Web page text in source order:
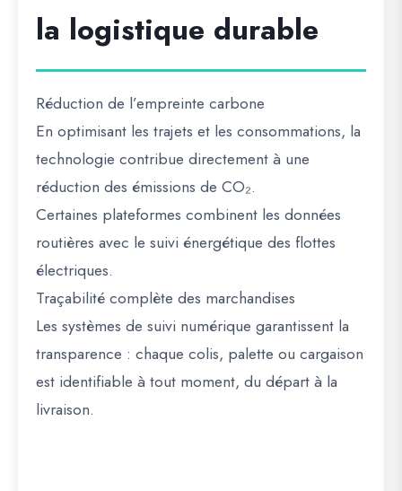
la logistique durable
Réduction de l’empreinte carbone
En optimisant les trajets et les consommations, la
technologie contribue directement à une
réduction des émissions de CO₂.
Certaines plateformes combinent les données
routières avec le suivi énergétique des flottes
électriques.
Traçabilité complète des marchandises
Les systèmes de suivi numérique garantissent la
transparence : chaque colis, palette ou cargaison
est identifiable à tout moment, du départ à la
livraison.